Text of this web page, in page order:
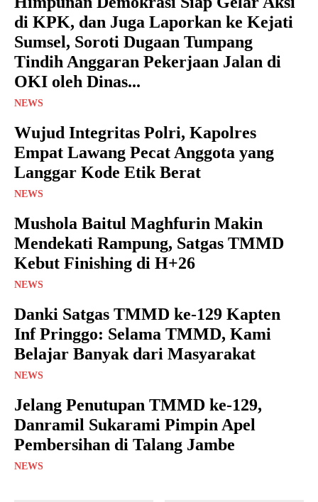
di KPK, dan Juga Laporkan ke Kejati
Sumsel, Soroti Dugaan Tumpang
Tindih Anggaran Pekerjaan Jalan di
OKI oleh Dinas...
NEWS
Wujud Integritas Polri, Kapolres
Empat Lawang Pecat Anggota yang
Langgar Kode Etik Berat
NEWS
Mushola Baitul Maghfurin Makin
Mendekati Rampung, Satgas TMMD
Kebut Finishing di H+26
NEWS
Danki Satgas TMMD ke-129 Kapten
Inf Pringgo: Selama TMMD, Kami
Belajar Banyak dari Masyarakat
NEWS
Jelang Penutupan TMMD ke-129,
Danramil Sukarami Pimpin Apel
Pembersihan di Talang Jambe
NEWS